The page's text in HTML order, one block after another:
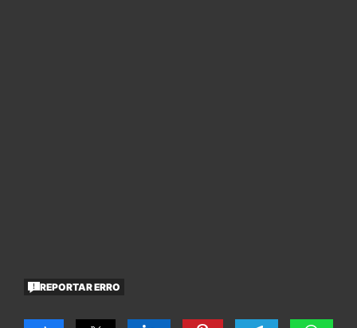
REPORTAR ERRO